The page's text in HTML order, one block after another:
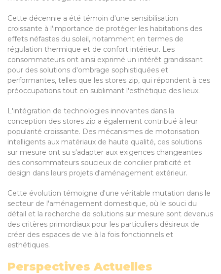
Cette décennie a été témoin d'une sensibilisation
croissante à l'importance de protéger les habitations des
effets néfastes du soleil, notamment en termes de
régulation thermique et de confort intérieur. Les
consommateurs ont ainsi exprimé un intérêt grandissant
pour des solutions d'ombrage sophistiquées et
performantes, telles que les stores zip, qui répondent à ces
préoccupations tout en sublimant l'esthétique des lieux.
L'intégration de technologies innovantes dans la
conception des stores zip a également contribué à leur
popularité croissante. Des mécanismes de motorisation
intelligents aux matériaux de haute qualité, ces solutions
sur mesure ont su s'adapter aux exigences changeantes
des consommateurs soucieux de concilier praticité et
design dans leurs projets d'aménagement extérieur.
Cette évolution témoigne d'une véritable mutation dans le
secteur de l'aménagement domestique, où le souci du
détail et la recherche de solutions sur mesure sont devenus
des critères primordiaux pour les particuliers désireux de
créer des espaces de vie à la fois fonctionnels et
esthétiques.
Perspectives Actuelles